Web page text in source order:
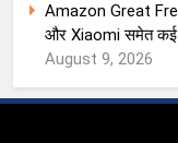
Amazon Great
और Xiaomi समेत कई
August 9, 2026